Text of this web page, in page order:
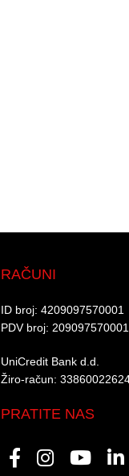
RAČUNI
ID broj: 4209097570001​
PDV broj: 209097570001 ​
UniCredit Bank d.d.​
Žiro-račun:
PRATITE NAS